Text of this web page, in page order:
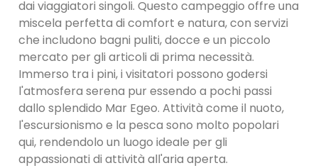
dai viaggiatori singoli. Questo campeggio offre una
miscela perfetta di comfort e natura, con servizi
che includono bagni puliti, docce e un piccolo
mercato per gli articoli di prima necessità.
Immerso tra i pini, i visitatori possono godersi
l'atmosfera serena pur essendo a pochi passi
dallo splendido Mar Egeo. Attività come il nuoto,
l'escursionismo e la pesca sono molto popolari
qui, rendendolo un luogo ideale per gli
appassionati di attività all'aria aperta.